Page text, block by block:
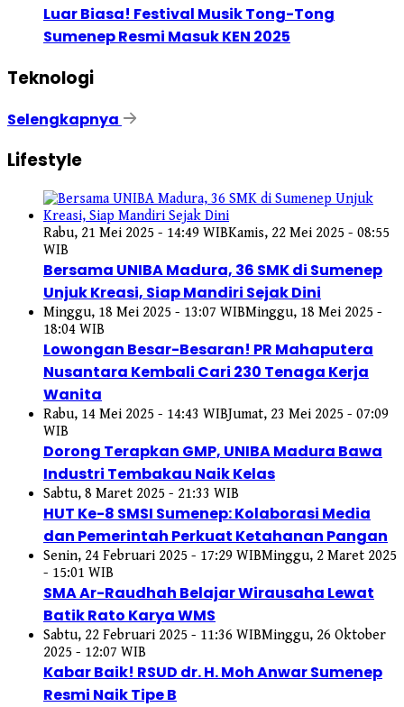
Luar Biasa! Festival Musik Tong-Tong
Sumenep Resmi Masuk KEN 2025
Teknologi
Selengkapnya
Lifestyle
Rabu, 21 Mei 2025 - 14:49 WIBKamis, 22 Mei 2025 - 08:55
WIB
Bersama UNIBA Madura, 36 SMK di Sumenep
Unjuk Kreasi, Siap Mandiri Sejak Dini
Minggu, 18 Mei 2025 - 13:07 WIBMinggu, 18 Mei 2025 -
18:04 WIB
Lowongan Besar-Besaran! PR Mahaputera
Nusantara Kembali Cari 230 Tenaga Kerja
Wanita
Rabu, 14 Mei 2025 - 14:43 WIBJumat, 23 Mei 2025 - 07:09
WIB
Dorong Terapkan GMP, UNIBA Madura Bawa
Industri Tembakau Naik Kelas
Sabtu, 8 Maret 2025 - 21:33 WIB
HUT Ke-8 SMSI Sumenep: Kolaborasi Media
dan Pemerintah Perkuat Ketahanan Pangan
Senin, 24 Februari 2025 - 17:29 WIBMinggu, 2 Maret 2025
- 15:01 WIB
SMA Ar-Raudhah Belajar Wirausaha Lewat
Batik Rato Karya WMS
Sabtu, 22 Februari 2025 - 11:36 WIBMinggu, 26 Oktober
2025 - 12:07 WIB
Kabar Baik! RSUD dr. H. Moh Anwar Sumenep
Resmi Naik Tipe B